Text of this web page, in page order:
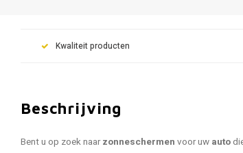
Kwaliteit producten
Beschrijving
Bent u op zoek naarzonneschermen voor uw auto